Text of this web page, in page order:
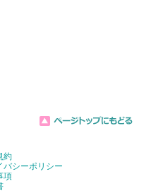
約
バシーポリシー
項